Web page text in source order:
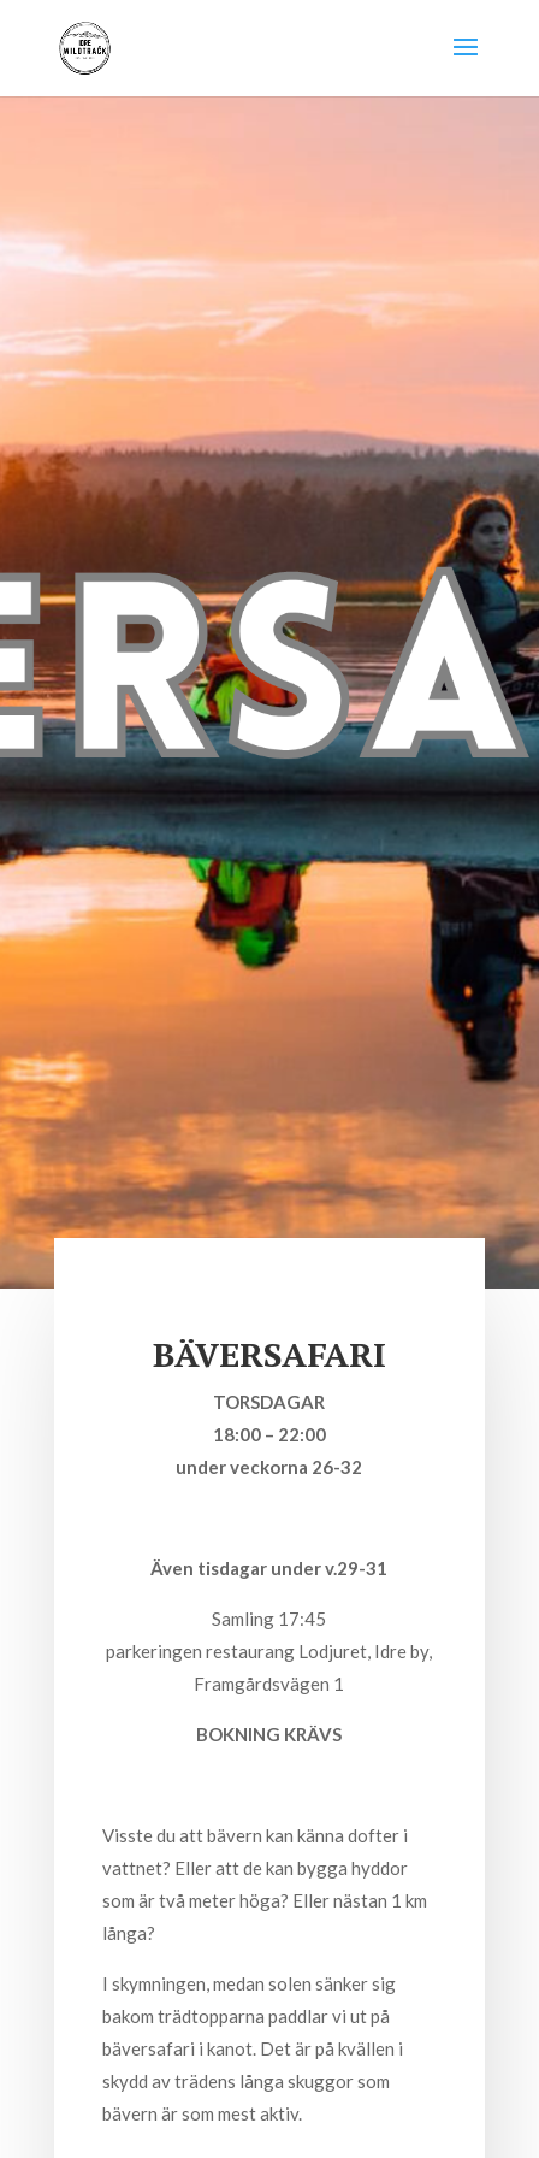
BÄVERSAFARI
TORSDAGAR
18:00 – 22:00
under veckorna 26-32
Även tisdagar under v.29-31
Samling 17:45
parkeringen restaurang Lodjuret, Idre by,
Framgårdsvägen 1
BOKNING KRÄVS
Visste du att bävern kan känna dofter i
vattnet? Eller att de kan bygga hyddor
som är två meter höga? Eller nästan 1 km
långa?
I skymningen, medan solen sänker sig
bakom trädtopparna paddlar vi ut på
bäversafari i kanot. Det är på kvällen i
skydd av trädens långa skuggor som
bävern är som mest aktiv.